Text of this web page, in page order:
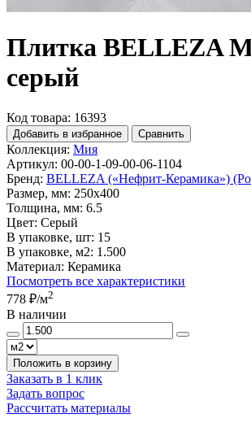
Плитка BELLEZA
серый
Код товара: 16393
Добавить в избранное Сравнить
Коллекция: Мия
Артикул: 00-00-1-09-00-06-1104
Бренд: BELLEZA («Нефрит-Керамика»)
Размер, мм: 250x400
Толщина, мм: 6.5
Цвет: Серый
В упаковке, шт: 15
В упаковке, м2: 1.500
Материал: Керамика
Посмотреть все характеристики
778 ₽/м2
В наличии
Положить в корзину
Заказать в 1 клик
Задать вопрос
Рассчитать материалы